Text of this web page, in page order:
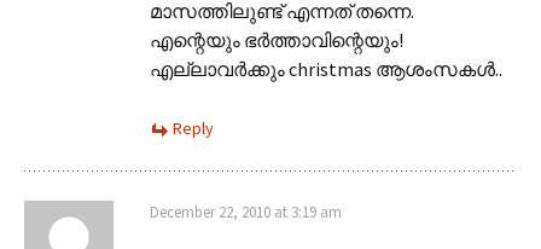
മാസത്തിലുണ്ട് എന്നത് തന്നെ.
എന്റെയും ഭര്‍ത്താവിന്റെയും!
എല്ലാവര്‍ക്കും christmas ആശംസകള്‍..
Reply
December 22, 2010 at 3:19 am